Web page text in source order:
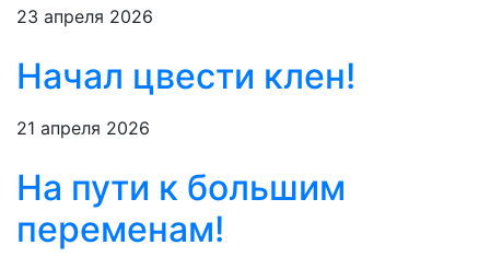
23 апреля 2026
Начал цвести клен!
21 апреля 2026
На пути к большим
переменам!